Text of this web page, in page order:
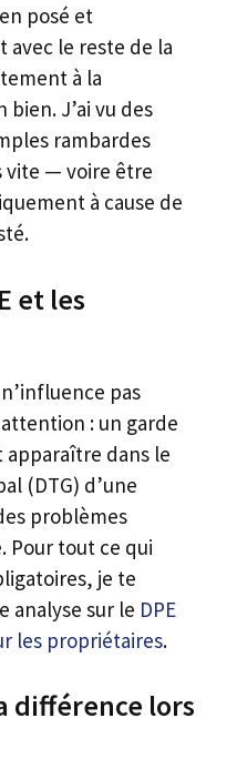
posé et
le reste de la
à la
J’ai vu des
rambardes
vite — voire être
à cause de
et les
pas
: un garde
dans le
(DTG) d’une
problèmes
Pour tout ce qui
je te
analyse sur le DPE
les propriétaires.
différence lors